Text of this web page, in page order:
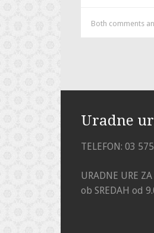
Both comments
Uradne
TELEFON: 03
URADNE URE
ob SREDAH od